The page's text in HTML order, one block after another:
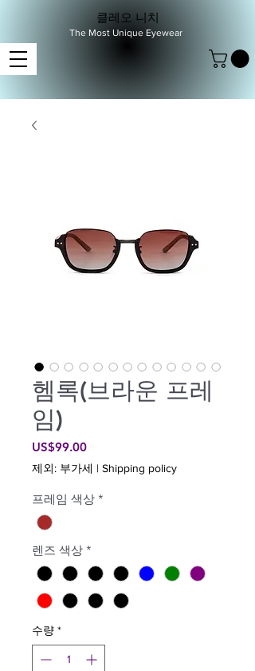
클레오 니치
The Most Unique Eyewear
헴록(브라운 프레
임)
US$99.00가
격
제외: 부가세 | Shipping policy
프레임 색상 *
렌즈 색상 *
수량 *